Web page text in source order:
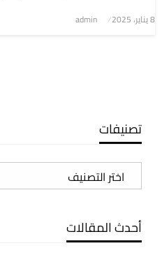
نُشر
في8 يناير، 2025 admin
تصنيفات
تصنيفات
أحدث المقالات